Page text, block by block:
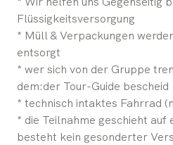
Flüssigkeitsversorgung
* Müll & Verpackungen
entsorgt
* wer sich von der Gruppe
dem:der Tour-Guide bescheid
* technisch intaktes Fahrrad
* die Teilnahme geschieht auf
besteht kein gesonderter